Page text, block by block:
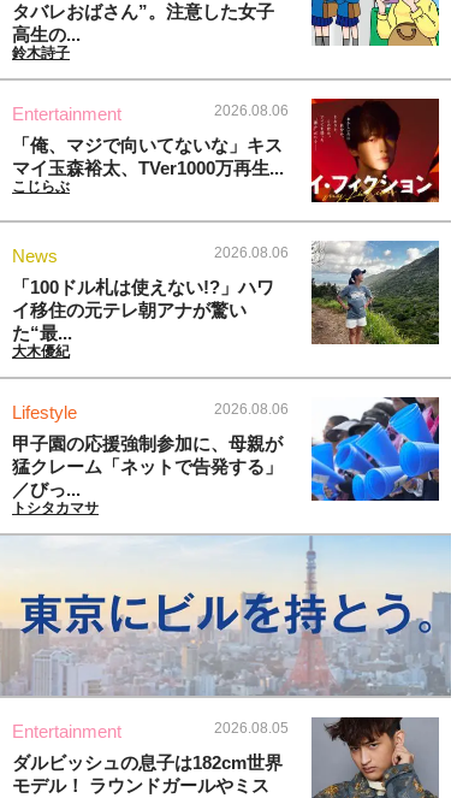
タバレおばさん”。注意した女子
高生の...
鈴木詩子
Entertainment 2026.08.06
「俺、マジで向いてないな」キス
マイ玉森裕太、TVer1000万再生...
こじらぶ
News 2026.08.06
「100ドル札は使えない!?」ハワ
イ移住の元テレ朝アナが驚い
た“最...
大木優紀
Lifestyle 2026.08.06
甲子園の応援強制参加に、母親が
猛クレーム「ネットで告発する」
／びっ...
トシタカマサ
Entertainment 2026.08.05
ダルビッシュの息子は182cm世界
モデル！ ラウンドガールやミス